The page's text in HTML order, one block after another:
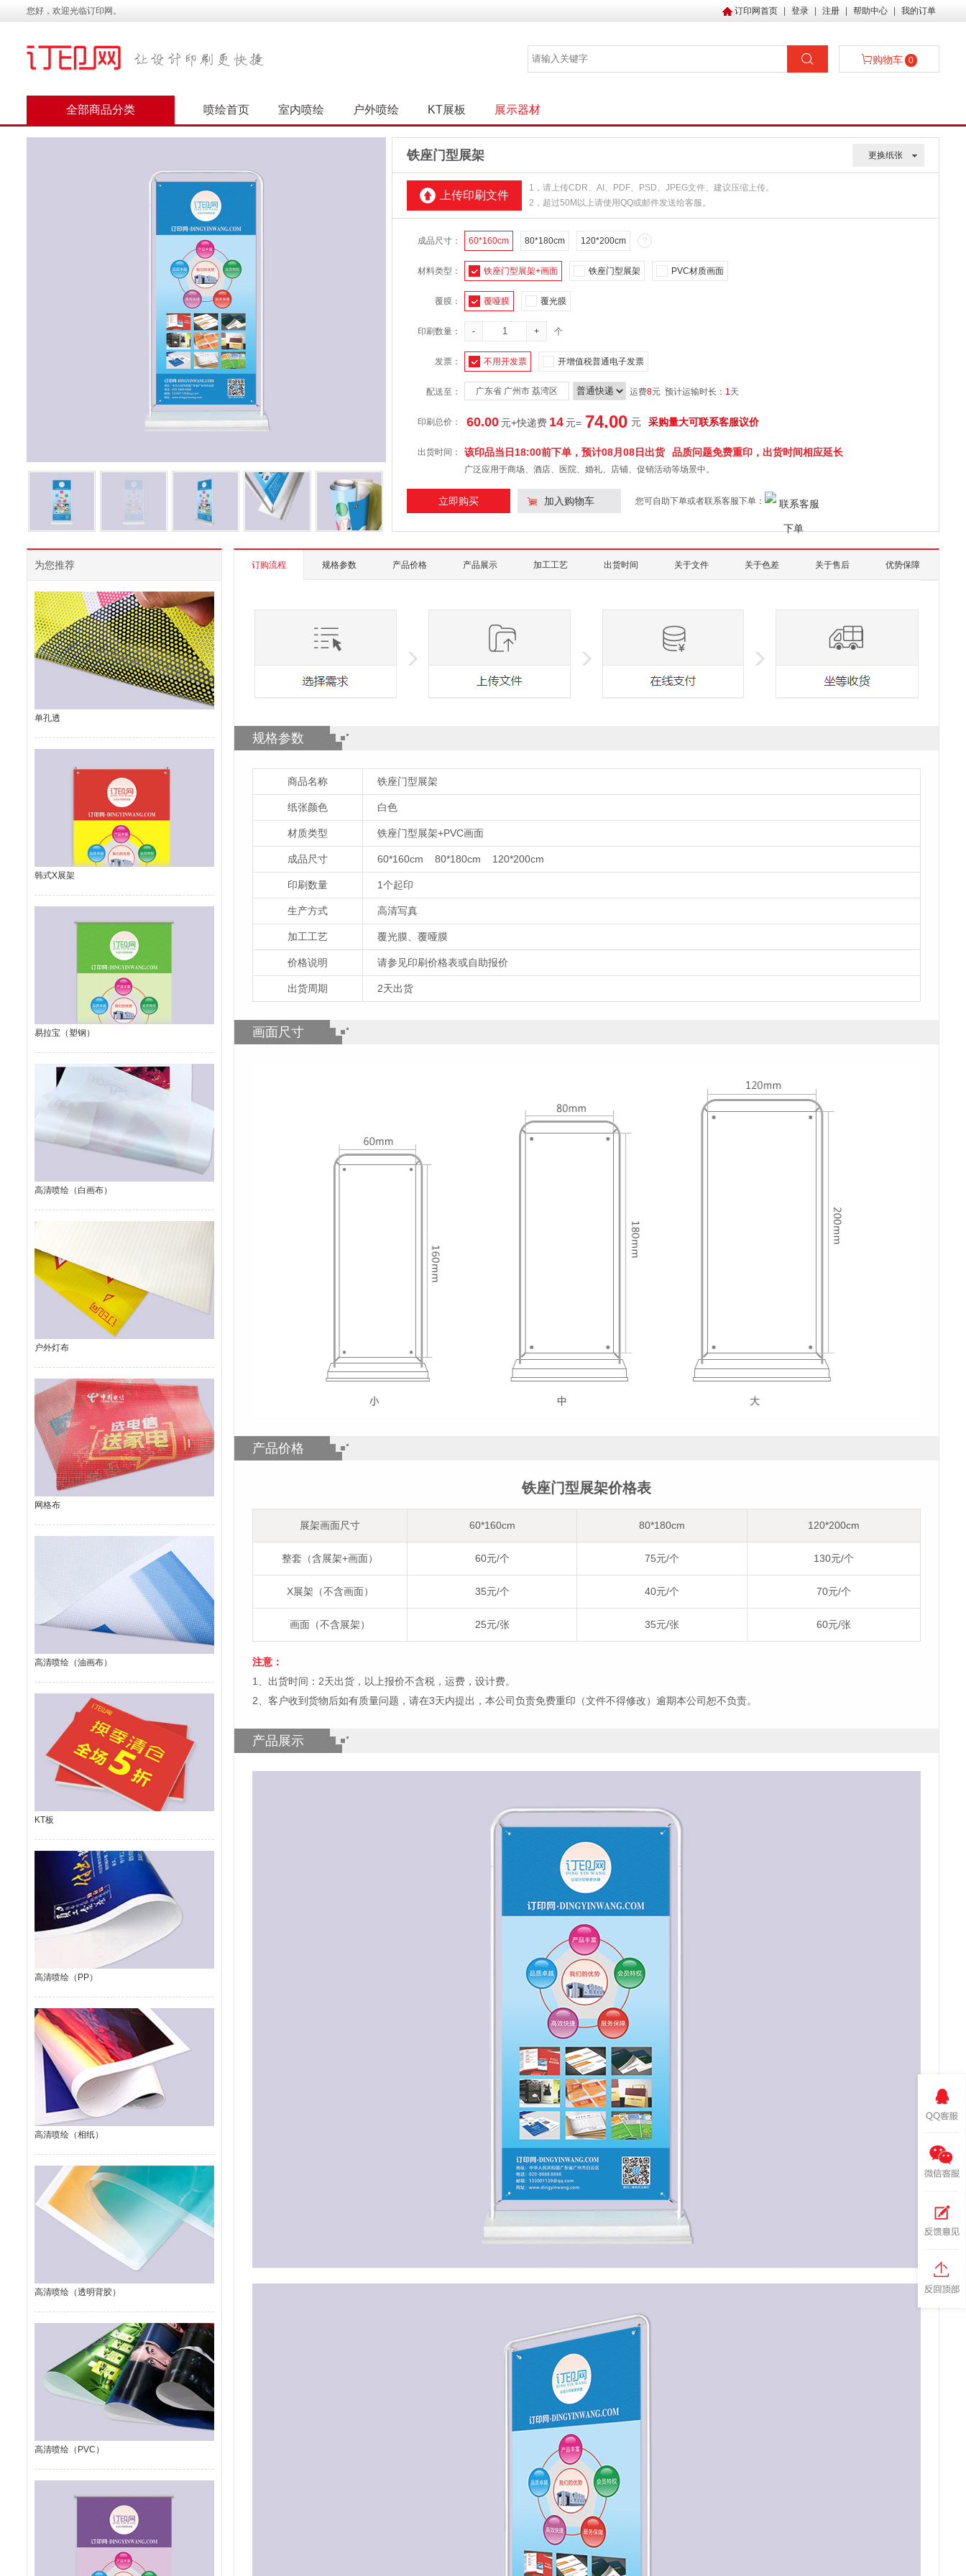
您好，欢迎光临订印网。 订印网首页 登录 注册 帮助中心 我的订单
购物车 0
全部商品分类 喷绘首页 室内喷绘 户外喷绘 KT展板 展示器材
铁座门型展架 更换纸张
上传印刷文件
1，请上传CDR、AI、PDF、PSD、JPEG文件、建议压缩上传。
2，超过50M以上请使用QQ或邮件发送给客服。
成品尺寸： 60*160cm 80*180cm 120*200cm ?
材料类型： 铁座门型展架+画面 铁座门型展架 PVC材质画面
覆膜： 覆哑膜 覆光膜
印刷数量： - + 个
发票： 不用开发票 开增值税普通电子发票
配送至： 广东省 广州市 荔湾区 运费8元 预计运输时长： 1天
印刷总价： 60.00 元+快递费 14 元= 74.00 元 采购量大可联系客服议价
出货时间： 该印品当日18:00前下单，预计08月08日 出货 品质问题免费重印，出货时间相应延长
广泛应用于商场、酒店、医院、婚礼、店铺、促销活动等场景中。
立即购买 加入购物车 您可自助下单或者联系客服下单：
为您推荐
单孔透
韩式X展架
易拉宝（塑钢）
高清喷绘（白画布）
户外灯布
网格布
高清喷绘（油画布）
KT板
高清喷绘（PP）
高清喷绘（相纸）
高清喷绘（透明背胶）
高清喷绘（PVC）
订购流程 规格参数 产品价格 产品展示 加工工艺 出货时间 关于文件 关于色差 关于售后 优势保障
规格参数
商品名称 铁座门型展架
纸张颜色 白色
材质类型 铁座门型展架+PVC画面
成品尺寸 60*160cm 80*180cm 120*200cm
印刷数量 1个起印
生产方式 高清写真
加工工艺 覆光膜、覆哑膜
价格说明 请参见印刷价格表或自助报价
出货周期 2天出货
画面尺寸
产品价格
铁座门型展架价格表
展架画面尺寸 60*160cm 80*180cm 120*200cm
整套（含展架+画面） 60元/个 75元/个 130元/个
X展架（不含画面） 35元/个 40元/个 70元/个
画面（不含展架） 25元/张 35元/张 60元/张
注意：
1、出货时间：2天出货，以上报价不含税，运费，设计费。
2、客户收到货物后如有质量问题，请在3天内提出，本公司负责免费重印（文件不得修改）逾期本公司恕不负责。
产品展示